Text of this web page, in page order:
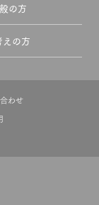
の方
の方
わせ